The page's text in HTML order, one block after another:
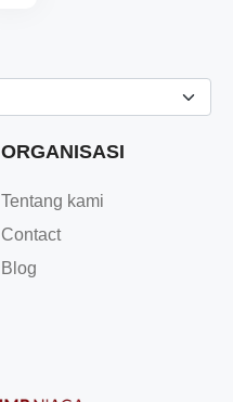
ORGANISASI
Tentang kami
Contact
Blog